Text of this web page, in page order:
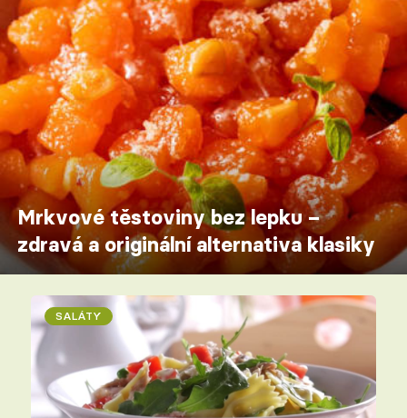
Mrkvové těstoviny bez lepku –
zdravá a originální alternativa klasiky
SALÁTY